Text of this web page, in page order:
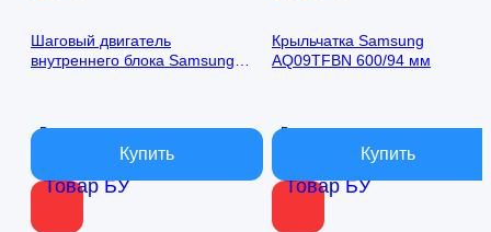
Товар БУ
Шаговый двигатель
внутреннего блока Samsung
В наличии
Товар БУ
Крыльчатка Samsung
AQ09TFBN 600/94 мм
В наличии